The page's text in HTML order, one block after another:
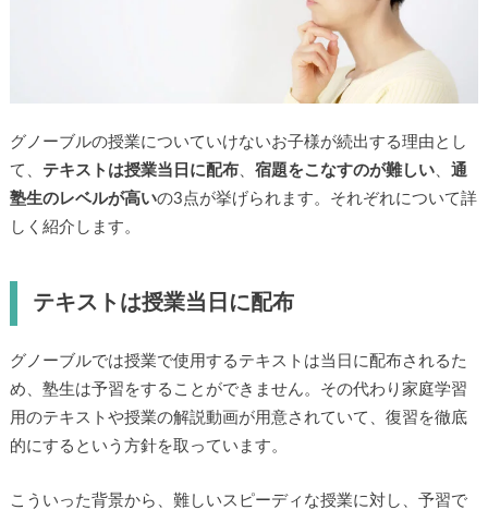
グノーブルの授業についていけないお子様が続出する理由とし
て、 テキストは授業当日に配布、 宿題をこなすのが難しい、 通
塾生のレベルが高いの3点が挙げられます。それぞれについて詳
しく紹介します。
テキストは授業当日に配布
グノーブルでは授業で使用するテキストは当日に配布されるた
め、塾生は予習をすることができません。その代わり家庭学習
用のテキストや授業の解説動画が用意されていて、復習を徹底
的にするという方針を取っています。
こういった背景から、難しいスピーディな授業に対し、予習で